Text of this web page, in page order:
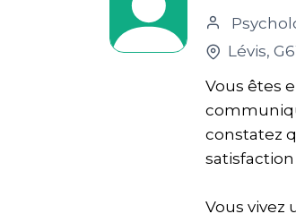
Lévis,
Vous êtes
constatez
Vous vivez